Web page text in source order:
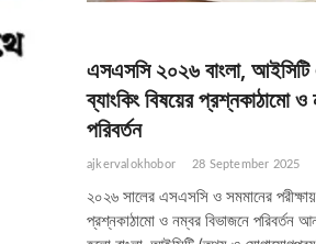
এসএসসি ২০২৬ বাংলা, আইসিটি
ব্যাংকিং বিষয়ের প্রশ্নকাঠামো
পরিবর্তন
ajkervalokhobor 28 September 2025
২০২৬ সালের এসএসসি ও সমমানের পরীক্ষায়
প্রশ্নকাঠামো ও নম্বর বিভাজনে পরিবর্তন